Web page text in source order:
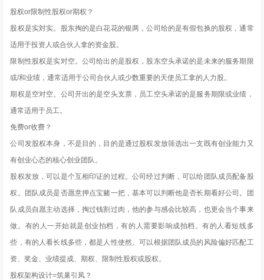
股权or限制性股权or期权？
股权是实対实。股东掏的是白花花的银两，公司给的是有假包换的股权，通常
适用于投资人或合伙人拿的资金股。
限制性股权是实对空。公司给出的是股权，股东空头承诺的是未来的服务期限
或/和业绩，通常适用于公司合伙人或少数重要的天使员工拿的人力股。
期权是空对空。公司开出的是空头支票，员工空头承诺的是服务期限或业绩，
通常适用于员工。
免费or收费？
公司发股权本身，不是目的，目的是通过股权发放筛选出一支既有创业能力又
有创业心态的核心创业团队。
股权发放，可以是个互相印证的过程。公司经过判断，可以给团队成员配备股
权。团队成员是否愿意押点宝赌一把，基本可以判断他是否长期看好公司。团
队成员自愿主动选择，掏过钱割过肉，他的参与感会比较高，也更会当个事来
做。有的人一开始就是创业拍档，有的人需要影响成拍档。有的人看短线多
些，有的人看长线多些，都是人性使然。可以根据团队成员的风险偏好匹配工
资、奖金、业绩提成、期权、限制性股权或股权。
股权架构设计=筑巢引凤？